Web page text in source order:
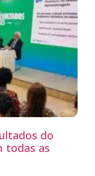
do
todas as